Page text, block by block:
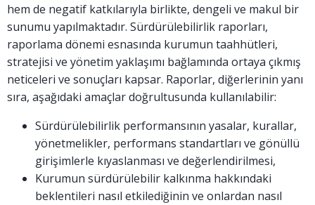
hem de negatif katkılarıyla birlikte, dengeli ve makul bir
sunumu yapılmaktadır. Sürdürülebilirlik raporları,
raporlama dönemi esnasında kurumun taahhütleri,
stratejisi ve yönetim yaklaşımı bağlamında ortaya çıkmış
neticeleri ve sonuçları kapsar. Raporlar, diğerlerinin yanı
sıra, aşağıdaki amaçlar doğrultusunda kullanılabilir:
Sürdürülebilirlik performansının yasalar, kurallar,
yönetmelikler, performans standartları ve gönüllü
girişimlerle kıyaslanması ve değerlendirilmesi,
Kurumun sürdürülebilir kalkınma hakkındaki
beklentileri nasıl etkilediğinin ve onlardan nasıl